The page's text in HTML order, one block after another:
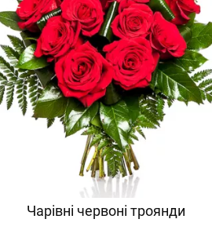
Чарівні червоні троянди